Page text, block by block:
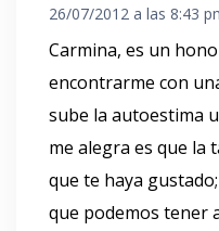
26/07/2012 a las 8:43
Carmina, es un
encontrarme con
sube la autoestima
me alegra es que la
que te haya
que podemos tener